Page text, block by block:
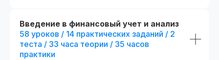
Введение в финансовый учет и анализ
58 уроков / 14 практических заданий / 2
теста / 33 часа теории / 35 часов
практики
Попробовать 48 часов бесплатно